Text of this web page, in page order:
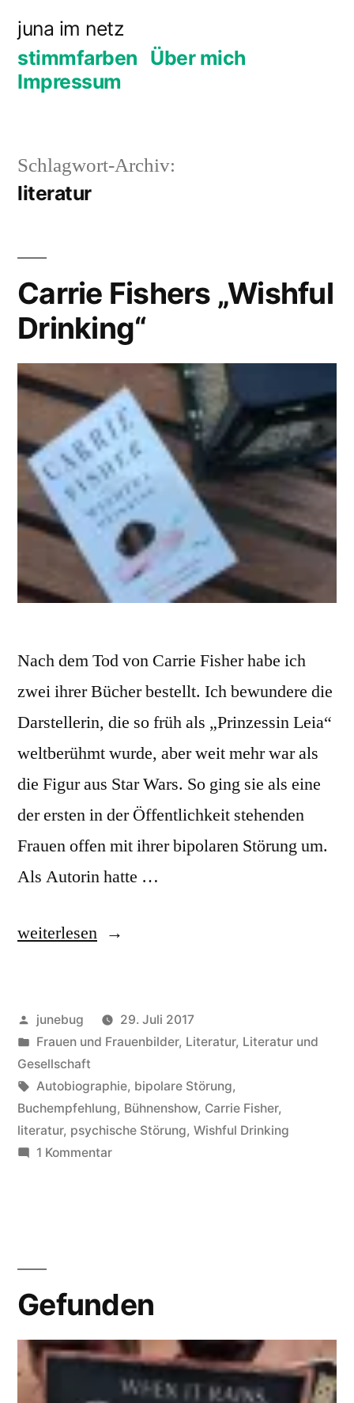
Inhalt
springen
juna im netz
stimmfarben Über mich
Impressum
Schlagwort-Archiv:
literatur
Carrie Fishers „Wishful
Drinking“
Nach dem Tod von Carrie Fisher habe ich
zwei ihrer Bücher bestellt. Ich bewundere die
Darstellerin, die so früh als „Prinzessin Leia“
weltberühmt wurde, aber weit mehr war als
die Figur aus Star Wars. So ging sie als eine
der ersten in der Öffentlichkeit stehenden
Frauen offen mit ihrer bipolaren Störung um.
Als Autorin hatte …
„Carrie
Drinking““
weiterlesen
Veröffentlicht
von
junebug
29. Juli 2017
Veröffentlicht
in
Frauen und Frauenbilder, Literatur, Literatur und
Gesellschaft
Schlagwörter:
Autobiographie, bipolare Störung,
Buchempfehlung, Bühnenshow, Carrie Fisher,
literatur, psychische Störung, Wishful Drinking
1 Kommentarzu
Gefunden